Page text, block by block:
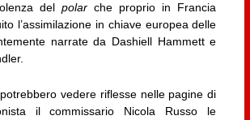
delpolar che proprio in Francia
l’assimilazione in chiave europea delle
narrate da Dashiell Hammett e
vedere riflesse nelle pagine di
il commissario Nicola Russo le